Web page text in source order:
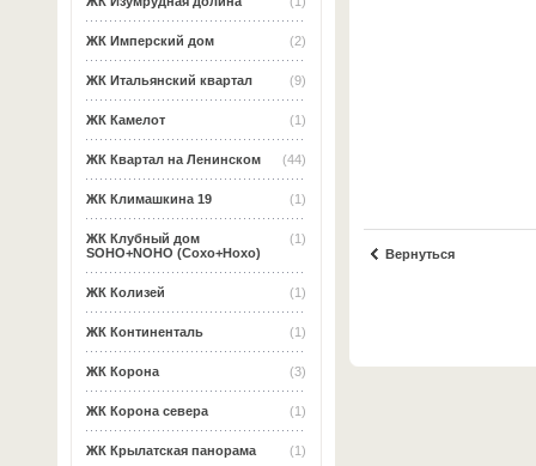
(2)
ЖК Имперский дом
(9)
ЖК Итальянский квартал
(1)
ЖК Камелот
(44)
ЖК Квартал на Ленинском
(1)
ЖК Климашкина 19
(1)
ЖК Клубный дом
SOHO+NOHO (Сохо+Нохо)
(1)
ЖК Колизей
(1)
ЖК Континенталь
(3)
ЖК Корона
(1)
ЖК Корона севера
(1)
ЖК Крылатская панорама
Вернуться